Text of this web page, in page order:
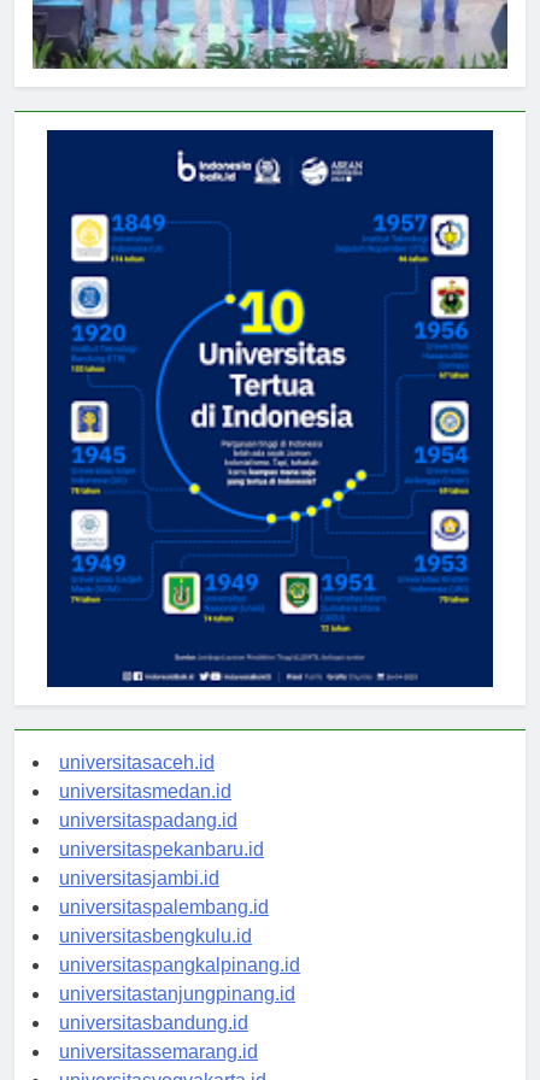
universitasaceh.id
universitasmedan.id
universitaspadang.id
universitaspekanbaru.id
universitasjambi.id
universitaspalembang.id
universitasbengkulu.id
universitaspangkalpinang.id
universitastanjungpinang.id
universitasbandung.id
universitassemarang.id